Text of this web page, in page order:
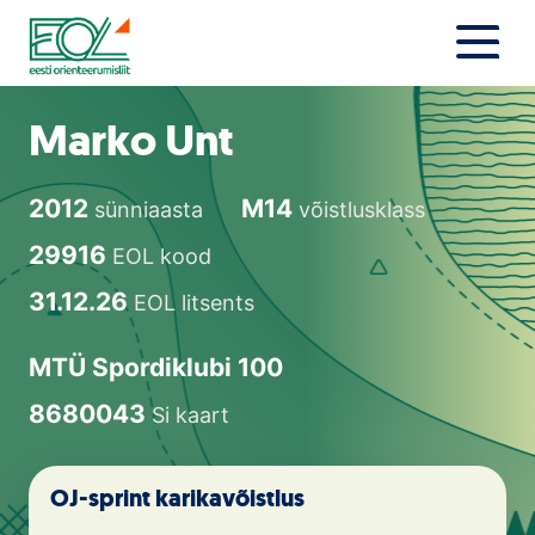
Liigu
sisu
juurde
Estonian Orienteering Federation
Orienteerujale
Eesti Orienteerumine 100!
Toetamine
Telli litsents!
Marko Unt
2012 sünniaasta M14 võistlusklass
29916 EOL kood
31.12.26 EOL litsents
MTÜ Spordiklubi 100
8680043Si kaart
OJ-sprint karikavõistlus